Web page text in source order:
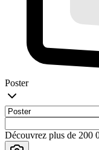
Poster
Découvrez plus de 200